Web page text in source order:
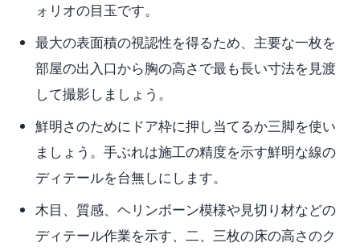
ォリオの目玉です。
最大の表面積の視認性を得るため、主要な一枚を
部屋の出入口から胸の高さで最も長い寸法を見渡
して撮影しましょう。
鮮明さのためにドア枠に押し当てるか三脚を使い
ましょう。手ぶれは施工の精度を示す鮮明な線の
ディテールを台無しにします。
木目、質感、ヘリンボーン模様や見切り材などの
ディテール作業を示す、二、三枚の床の高さのク